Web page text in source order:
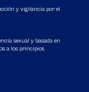
y vigilancia por el
sexual y basada en
a los principios